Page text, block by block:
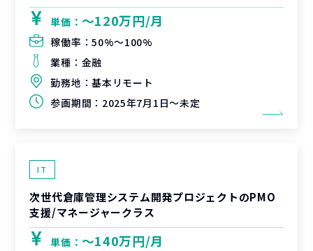
単価： 〜120万円/月
稼働率：50%〜100%
業種： 金融
勤務地：基本リモート
参画期間： 2025年7月1日～未定
IT
次世代倉庫管理システム開発プロジェクトのPMO
支援/マネージャークラス
単価： 〜140万円/月